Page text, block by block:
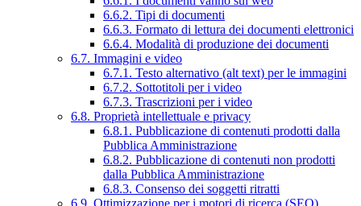
6.6.2. Tipi di documenti
6.6.3. Formato di lettura dei documenti elettronici
6.6.4. Modalità di produzione dei documenti
6.7. Immagini e video
6.7.1. Testo alternativo (alt text) per le immagini
6.7.2. Sottotitoli per i video
6.7.3. Trascrizioni per i video
6.8. Proprietà intellettuale e privacy
6.8.1. Pubblicazione di contenuti prodotti dalla
Pubblica Amministrazione
6.8.2. Pubblicazione di contenuti non prodotti
dalla Pubblica Amministrazione
6.8.3. Consenso dei soggetti ritratti
6.9. Ottimizzazione per i motori di ricerca (SEO)